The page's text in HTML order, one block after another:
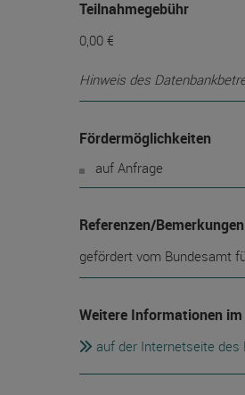
Teilnahmegebühr
0,00 €
Hinweis des
Fördermöglichkeiten
auf Anfrage
Referenzen/
gefördert vom Bundesamt
Weitere Informationen
auf der Internetseite des